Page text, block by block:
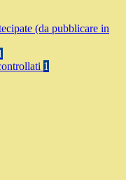
(da pubblicare in
1